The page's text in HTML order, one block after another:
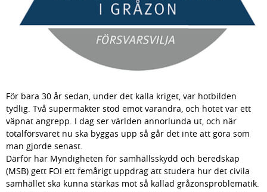
För bara 30 år sedan, under det kalla kriget, var hotbilden
tydlig. Två supermakter stod emot varandra, och hotet var ett
väpnat angrepp. I dag ser världen annorlunda ut, och när
totalförsvaret nu ska byggas upp så går det inte att göra som
man gjorde senast.
Därför har Myndigheten för samhällsskydd och beredskap
(MSB) gett FOI ett femårigt uppdrag att studera hur det civila
samhället ska kunna stärkas mot så kallad gråzonsproblematik.